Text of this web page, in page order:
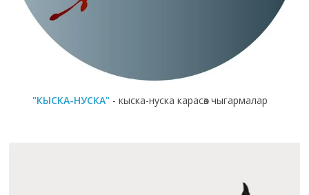
"КЫСКА-НУСКА" - кыска-нуска карасөз чыгармалар